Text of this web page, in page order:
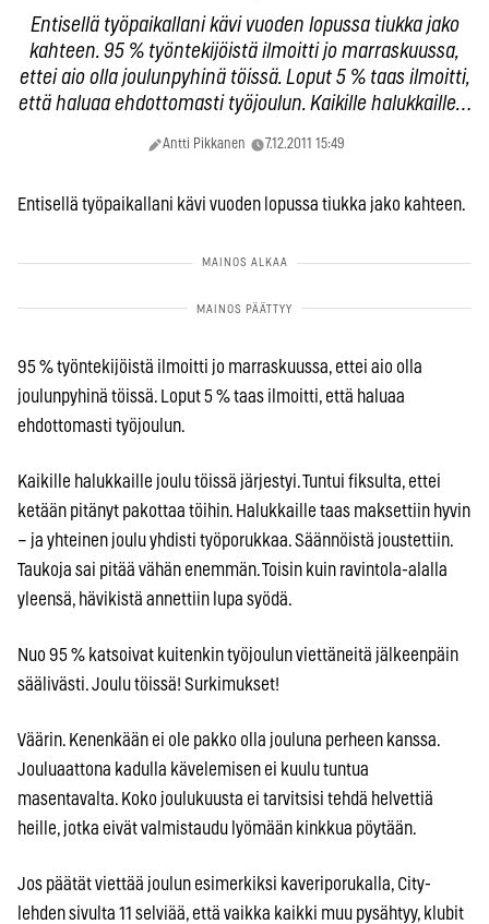
Entisellä työpaikallani kävi vuoden lopussa tiukka jako
kahteen. 95 % työntekijöistä ilmoitti jo marraskuussa,
ettei aio olla joulunpyhinä töissä. Loput 5 % taas ilmoitti,
että haluaa ehdottomasti työjoulun. Kaikille halukkaille…
Antti Pikkanen 7.12.2011 15:49
Entisellä työpaikallani kävi vuoden lopussa tiukka jako kahteen.
95 % työntekijöistä ilmoitti jo marraskuussa, ettei aio olla
joulunpyhinä töissä. Loput 5 % taas ilmoitti, että haluaa
ehdottomasti työjoulun.
Kaikille halukkaille joulu töissä järjestyi. Tuntui fiksulta, ettei
ketään pitänyt pakottaa töihin. Halukkaille taas maksettiin hyvin
– ja yhteinen joulu yhdisti työporukkaa. Säännöistä joustettiin.
Taukoja sai pitää vähän enemmän. Toisin kuin ravintola-alalla
yleensä, hävikistä annettiin lupa syödä.
Nuo 95 % katsoivat kuitenkin työjoulun viettäneitä jälkeenpäin
säälivästi. Joulu töissä! Surkimukset!
Väärin. Kenenkään ei ole pakko olla jouluna perheen kanssa.
Jouluaattona kadulla kävelemisen ei kuulu tuntua
masentavalta. Koko joulukuusta ei tarvitsisi tehdä helvettiä
heille, jotka eivät valmistaudu lyömään kinkkua pöytään.
Jos päätät viettää joulun esimerkiksi kaveriporukalla, City-
lehden sivulta 11 selviää, että vaikka kaikki muu pysähtyy, klubit